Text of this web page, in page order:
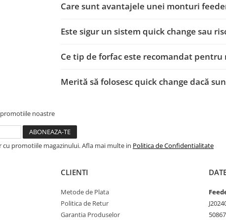
Care sunt avantajele unei monturi
Este sigur un sistem quick change sau
Ce tip de forfac este recomandat
Merită să folosesc quick change dacă
noastre
cu promotiile magazinului. Afla mai multe in Politica de Confidentialitate
CLIENTI
Metode de Plata
Politica de Retur
Garantia Produselor